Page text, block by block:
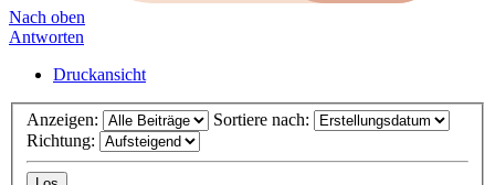
Nach oben
Antworten
Druckansicht
Anzeigen:
Sortiere nach:
Richtung: